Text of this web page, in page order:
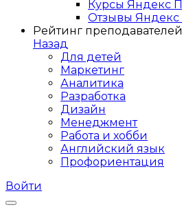
Курсы Яндекс
Отзывы Яндекс
Рейтинг преподавателей
Назад
Для детей
Маркетинг
Аналитика
Разработка
Дизайн
Менеджмент
Работа и хобби
Английский язык
Профориентация
Войти